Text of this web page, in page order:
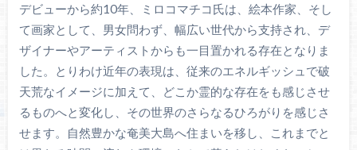
デビューから約10年、ミロコマチコ氏は、絵本作家、そし
て画家として、男女問わず、幅広い世代から支持され、デ
ザイナーやアーティストからも一目置かれる存在となりま
した。とりわけ近年の表現は、従来のエネルギッシュで破
天荒なイメージに加えて、どこか霊的な存在をも感じさせ
るものへと変化し、その世界のさらなるひろがりを感じさ
せます。自然豊かな奄美大島へ住まいを移し、これまでと